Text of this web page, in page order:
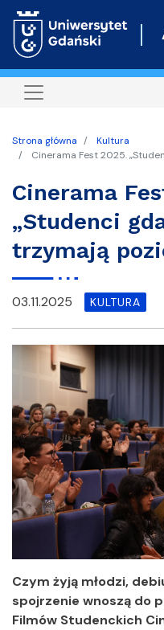
Strona główna
Kultura
Cinerama Fest 2025.
Cinerama
„Studenci
trzymają
03.11.2025 KULTURA
Czym żyją młodzi,
spojrzenie wnoszą do
Filmów Studenckich